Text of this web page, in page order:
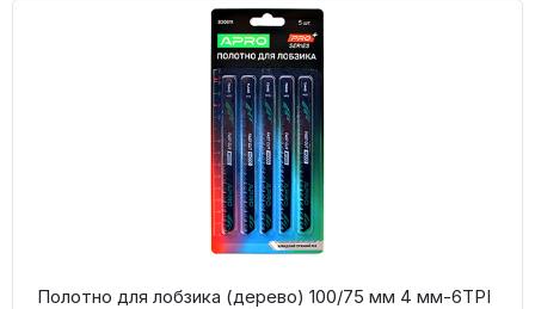
Полотно для лобзика (дерево) 100/75 мм 4 мм-6TPI